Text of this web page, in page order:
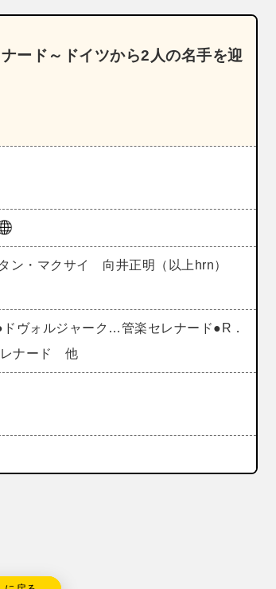
ード～ドイツから2人の名手を迎
ン・マクサイ 向井正明（以上hrn）
ヴォルジャーク…管楽セレナード●R．
レナード 他